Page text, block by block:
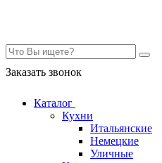
Заказать звонок
Каталог
Кухни
Итальянские
Немецкие
Уличные